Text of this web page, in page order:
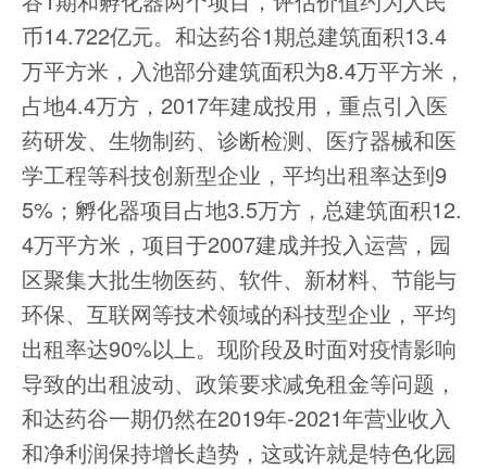
币14.722亿元。和达药谷1期总建筑面积13.4
万平方米，入池部分建筑面积为8.4万平方米，
占地4.4万方，2017年建成投用，重点引入医
药研发、生物制药、诊断检测、医疗器械和医
学工程等科技创新型企业，平均出租率达到9
5%；孵化器项目占地3.5万方，总建筑面积12.
4万平方米，项目于2007建成并投入运营，园
区聚集大批生物医药、软件、新材料、节能与
环保、互联网等技术领域的科技型企业，平均
出租率达90%以上。现阶段及时面对疫情影响
导致的出租波动、政策要求减免租金等问题，
和达药谷一期仍然在2019年-2021年营业收入
和净利润保持增长趋势，这或许就是特色化园